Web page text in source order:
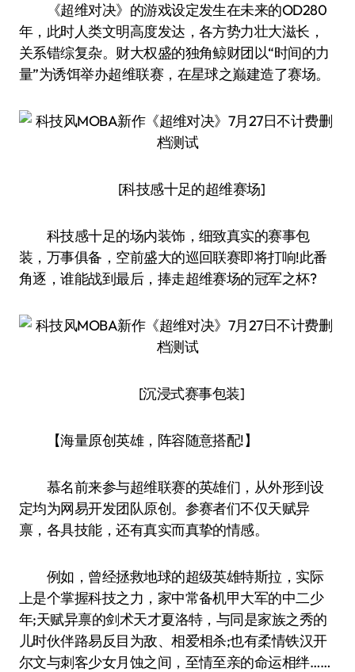
《超维对决》的游戏设定发生在未来的OD280
年，此时人类文明高度发达，各方势力壮大滋长，
关系错综复杂。财大权盛的独角鲸财团以“时间的力
量”为诱饵举办超维联赛，在星球之巅建造了赛场。
[科技感十足的超维赛场]
科技感十足的场内装饰，细致真实的赛事包
装，万事俱备，空前盛大的巡回联赛即将打响!此番
角逐，谁能战到最后，捧走超维赛场的冠军之杯?
[沉浸式赛事包装]
【海量原创英雄，阵容随意搭配!】
慕名前来参与超维联赛的英雄们，从外形到设
定均为网易开发团队原创。参赛者们不仅天赋异
禀，各具技能，还有真实而真挚的情感。
例如，曾经拯救地球的超级英雄特斯拉，实际
上是个掌握科技之力，家中常备机甲大军的中二少
年;天赋异禀的剑术天才夏洛特，与同是家族之秀的
儿时伙伴路易反目为敌、相爱相杀;也有柔情铁汉开
尔文与刺客少女月蚀之间，至情至亲的命运相绊……